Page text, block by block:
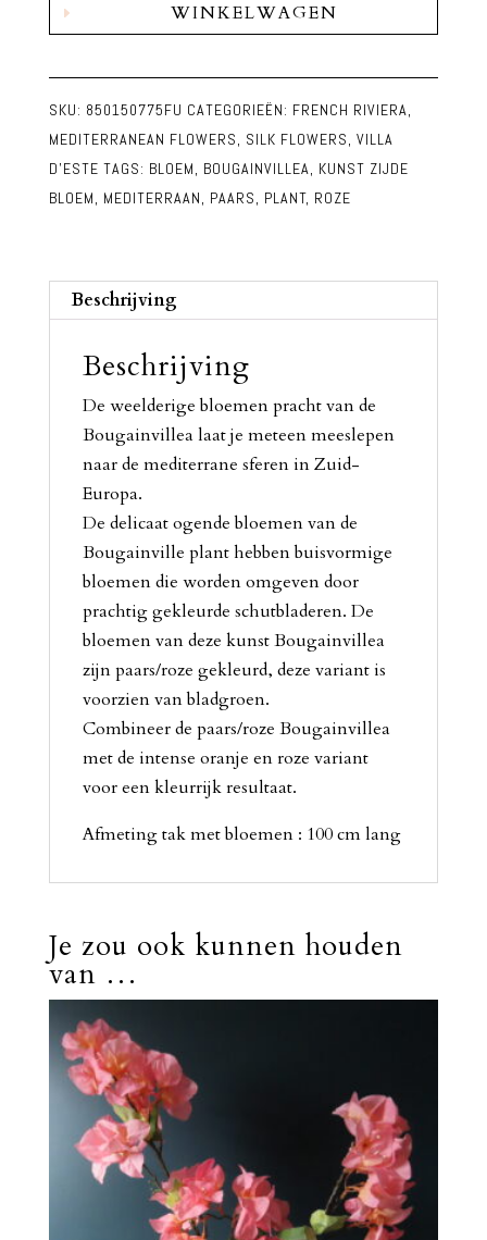
Bougainvillea
aantal
WINKELWAGEN
SKU: 850150775FU CATEGORIEËN: FRENCH RIVIERA,
MEDITERRANEAN FLOWERS, SILK FLOWERS, VILLA
D'ESTE TAGS: BLOEM, BOUGAINVILLEA, KUNST ZIJDE
BLOEM, MEDITERRAAN, PAARS, PLANT, ROZE
Beschrijving
Beschrijving
De weelderige bloemen pracht van de
Bougainvillea laat je meteen meeslepen
naar de mediterrane sferen in Zuid-
Europa.
De delicaat ogende bloemen van de
Bougainville plant hebben buisvormige
bloemen die worden omgeven door
prachtig gekleurde schutbladeren. De
bloemen van deze kunst Bougainvillea
zijn paars/roze gekleurd, deze variant is
voorzien van bladgroen.
Combineer de paars/roze Bougainvillea
met de intense oranje en roze variant
voor een kleurrijk resultaat.
Afmeting tak met bloemen : 100 cm lang
Je zou ook kunnen houden
van …